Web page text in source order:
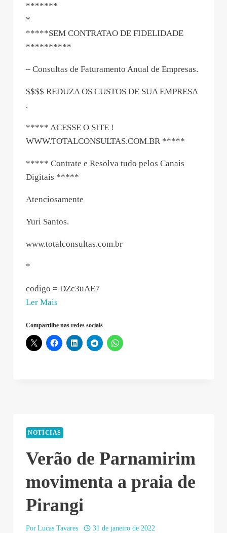
*******
*
*****SEM CONTRATAO DE FIDELIDADE
**********
– Consultas de Faturamento Anual de Empresas.
$$$$ REDUZA OS CUSTOS DE SUA EMPRESA
.
***** ACESSE O SITE !
WWW.TOTALCONSULTAS.COM.BR *****
***** Contrate e Resolva tudo pelos Canais
Digitais *****
Atenciosamente
Yuri Santos.
www.totalconsultas.com.br
*
codigo = DZc3uAE7
Ler Mais
–
2022-
Compartilhe nas redes sociais
NOTÍCIAS
Verão de Parnamirim
movimenta a praia de
Pirangi
Por Lucas Tavares 31 de janeiro de 2022